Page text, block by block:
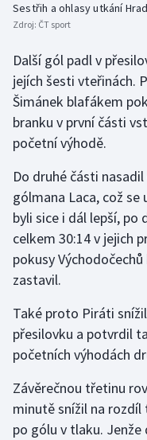
Parasport
Plavání
Plážový volejbal
Ragby
Rychlobruslení
Rychlostní kanoistika
Short track
Stolní tenis
Veslování
Sestřih a ohlasy utkání
Zdroj: ČT sport
Další gól padl v
jejích šesti vteřinách.
Šimánek blafákem
branku v první části
početní výhodě.
Do druhé části
gólmana Laca, což
byli sice i dál lepší,
celkem 30:14 v jejich
pokusy
zastavil.
Také proto Piráti
přesilovku a potvrdil
početních výhodách
Závěrečnou třetinu
minutě snížil na
po gólu v tlaku.